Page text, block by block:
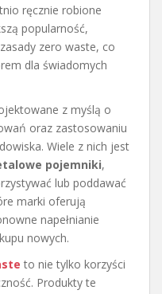
ręcznie robione
popularność,
zero waste, co
dla świadomych
z myślą o
oraz zastosowaniu
Wiele z nich jest
pojemniki,
lub poddawać
marki oferują
napełnianie
nowych.
to nie tylko korzyści
Produkty te